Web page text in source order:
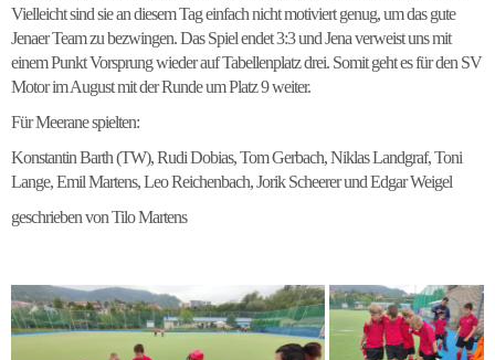
Vielleicht sind sie an diesem Tag einfach nicht motiviert genug, um das gute
Jenaer Team zu bezwingen. Das Spiel endet 3:3 und Jena verweist uns mit
einem Punkt Vorsprung wieder auf Tabellenplatz drei. Somit geht es für den SV
Motor im August mit der Runde um Platz 9 weiter.
Für Meerane spielten:
Konstantin Barth (TW), Rudi Dobias, Tom Gerbach, Niklas Landgraf, Toni
Lange, Emil Martens, Leo Reichenbach, Jorik Scheerer und Edgar Weigel
geschrieben von Tilo Martens